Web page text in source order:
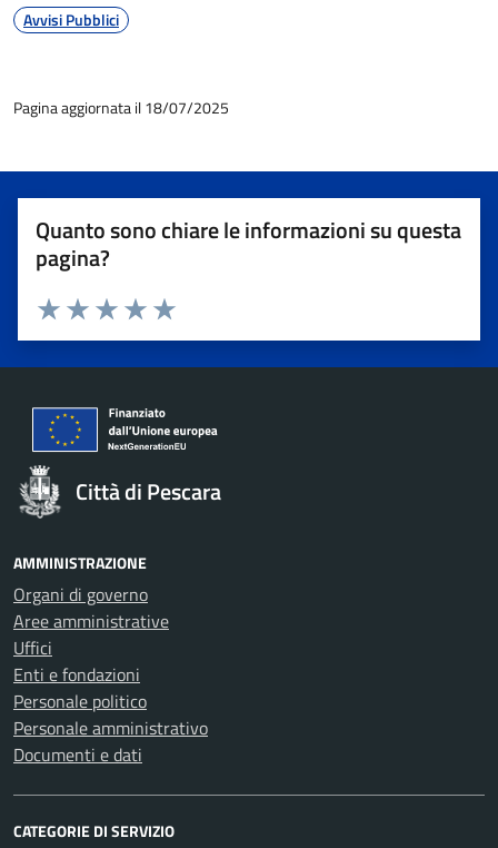
Avvisi Pubblici
Pagina aggiornata il 18/07/2025
Quanto sono chiare le informazioni su questa
pagina?
Valuta 5 stelle su 5
Valuta 4 stelle su 5
Valuta 3 stelle su 5
Valuta 2 stelle su 5
Valuta 1 stelle su 5
Città di Pescara
AMMINISTRAZIONE
Organi di governo
Aree amministrative
Uffici
Enti e fondazioni
Personale politico
Personale amministrativo
Documenti e dati
CATEGORIE DI SERVIZIO